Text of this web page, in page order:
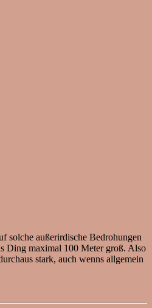
solche außerirdische Bedrohungen
Ding maximal 100 Meter groß. Also
stark, auch wenns allgemein